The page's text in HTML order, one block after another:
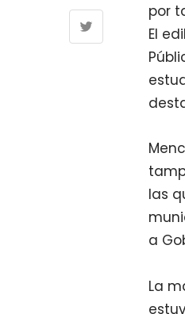
por
El
las
a
La